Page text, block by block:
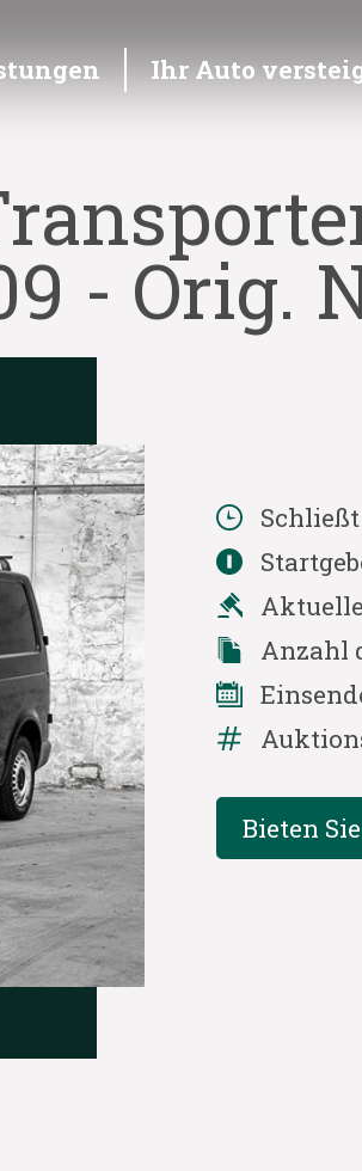
Ihr Auto
- Orig.
Anzahl
Bieten